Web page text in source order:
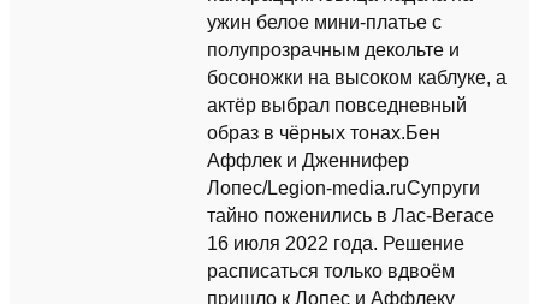
ужин белое мини-платье с
полупрозрачным декольте и
босоножки на высоком каблуке, а
актёр выбрал повседневный
образ в чёрных тонах.Бен
Аффлек и Дженнифер
Лопес/Legion-media.ruСупруги
тайно поженились в Лас-Вегасе
16 июля 2022 года. Решение
расписаться только вдвоём
пришло к Лопес и Аффлеку